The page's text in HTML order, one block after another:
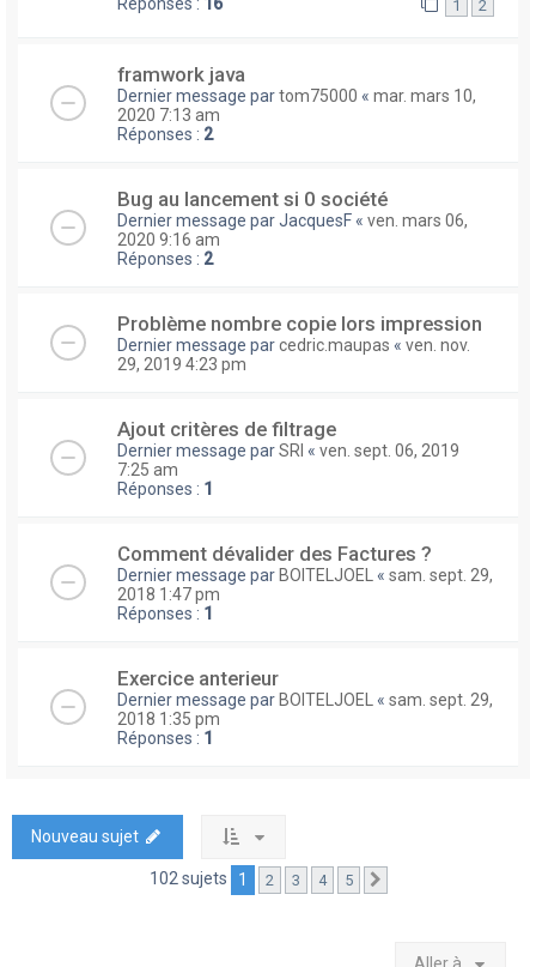
1 2
framwork java
Dernier message partom75000 « mar. mars 10,
2020 7:13 am
Réponses : 2
Bug au lancement si 0 société
Dernier message parJacquesF « ven. mars 06,
2020 9:16 am
Réponses : 2
Problème nombre copie lors impression
Dernier message parcedric.maupas « ven. nov.
29, 2019 4:23 pm
Ajout critères de filtrage
Dernier message parSRI « ven. sept. 06, 2019
7:25 am
Réponses : 1
Comment dévalider des Factures ?
Dernier message par BOITELJOEL « sam. sept. 29,
2018 1:47 pm
Réponses : 1
Exercice anterieur
Dernier message par BOITELJOEL « sam. sept. 29,
2018 1:35 pm
Réponses : 1
Nouveau sujet
102 sujets 1 2 3 4 5